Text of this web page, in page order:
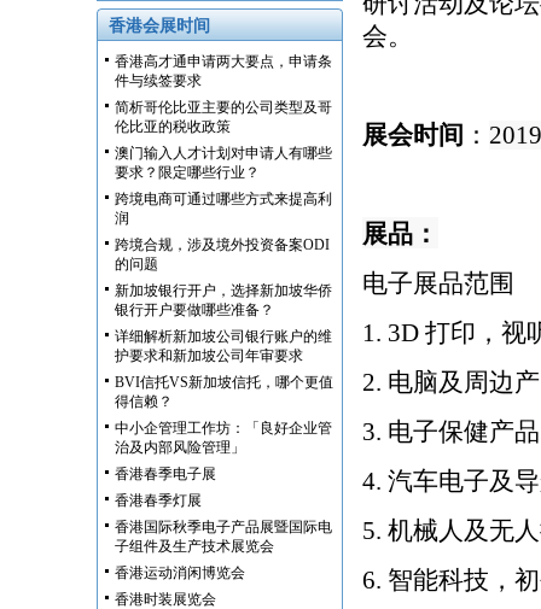
香港会展时间
香港高才通申请两大要点，申请条
件与续签要求
简析哥伦比亚主要的公司类型及哥
伦比亚的税收政策
澳门输入人才计划对申请人有哪些
要求？限定哪些行业？
跨境电商可通过哪些方式来提高利
润
跨境合规，涉及境外投资备案ODI
的问题
新加坡银行开户，选择新加坡华侨
银行开户要做哪些准备？
详细解析新加坡公司银行账户的维
护要求和新加坡公司年审要求
BVI信托VS新加坡信托，哪个更值
得信赖？
中小企管理工作坊：「良好企业管
治及内部风险管理」
香港春季电子展
香港春季灯展
香港国际秋季电子产品展暨国际电
子组件及生产技术展览会
香港运动消闲博览会
香港时装展览会
会。
展会时间 ：
展品：
电子展品范围
1. 3D 打印，视
2. 电脑及周边
3. 电子保健产
4. 汽车电子及
5. 机械人及无
6. 智能科技，